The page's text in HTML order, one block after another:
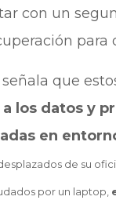
con un
para
que
los datos y
en
de su
por un laptop,